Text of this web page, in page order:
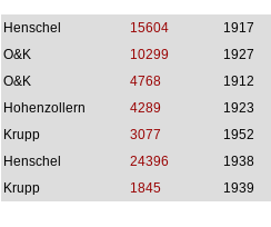
Henschel 15604 1917
O&K
10299 1927
O&K
4768 1912
Hohenzollern
4289 1923
Krupp
3077 1952
Henschel
24396 1938
Krupp
1845 1939